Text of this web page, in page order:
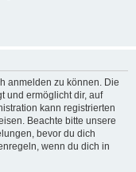
anmelden zu können. Die
und ermöglicht dir, auf
kann registrierten
Beachte bitte unsere
bevor du dich
wenn du dich in